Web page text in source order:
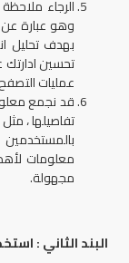
بهدف تحليل
تحسين
عمليات
قد نجمع
تفاصيلها ،
معلومات
مجهولة.
البند الثاني :